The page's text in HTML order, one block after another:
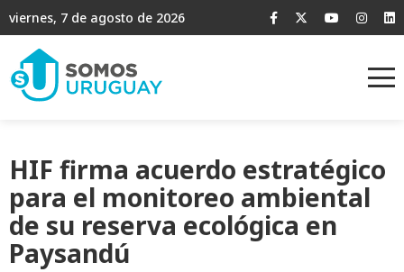
viernes, 7 de agosto de 2026
HIF firma acuerdo estratégico
para el monitoreo ambiental
de su reserva ecológica en
Paysandú